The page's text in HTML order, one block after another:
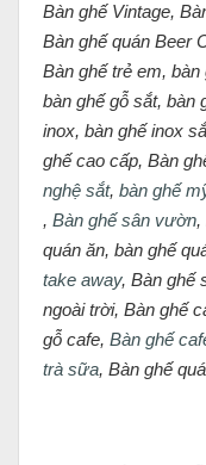
Bàn ghế Vintage,
Bàn ghế quán Beer
Bàn ghế trẻ em,
bàn ghế gỗ sắt, bàn
inox, bàn ghế inox
ghế cao cấp, Bàn
nghệ sắt, bàn ghế
, Bàn ghế sân vườn,
quán ăn, bàn ghế
take away, Bàn ghế
ngoài trời, Bàn ghế
gỗ cafe, Bàn ghế
trà sữa, Bàn ghế